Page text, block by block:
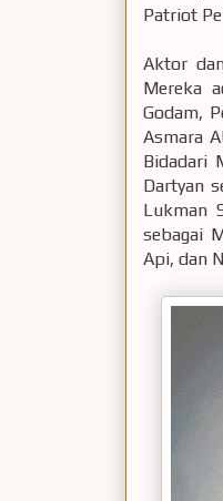
Patriot
Aktor
Mereka
Godam,
Asmara
Bidadari
Dartyan
Lukman
sebagai
Api, dan